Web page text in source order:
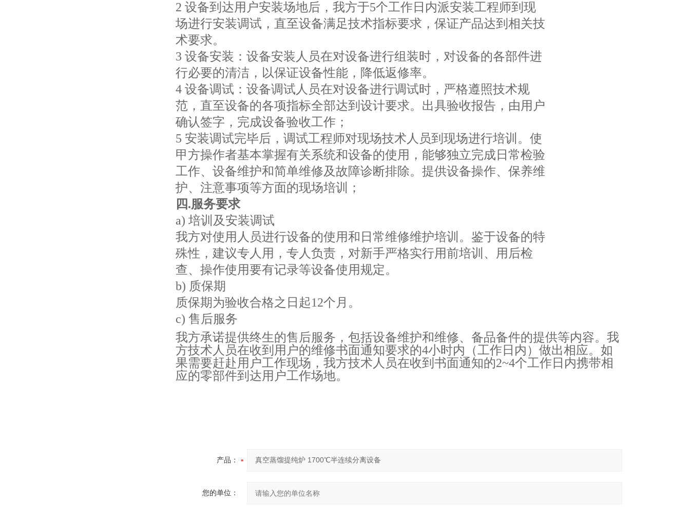
2 设备到达用户安装场地后，我方于5个工作日内派安装工程师到现
场进行安装调试，直至设备满足技术指标要求，保证产品达到相关技
术要求。
3 设备安装：设备安装人员在对设备进行组装时，对设备的各部件进
行必要的清洁，以保证设备性能，降低返修率。
4 设备调试：设备调试人员在对设备进行调试时，严格遵照技术规
范，直至设备的各项指标全部达到设计要求。出具验收报告，由用户
确认签字，完成设备验收工作；
5 安装调试完毕后，调试工程师对现场技术人员到现场进行培训。使
甲方操作者基本掌握有关系统和设备的使用，能够独立完成日常检验
工作、设备维护和简单维修及故障诊断排除。提供设备操作、保养维
护、注意事项等方面的现场培训；
四.服务要求
a) 培训及安装调试
我方对使用人员进行设备的使用和日常维修维护培训。鉴于设备的特
殊性，建议专人用， 专人负责，对新手严格实行用前培训、用后检
查、操作使用要有记录等设备使用规定。
b) 质保期
质保期为验收合格之日起12个月。
c) 售后服务
我方承诺提供终生的售后服务，包括设备维护和维修、备品备件的提供等内容。我
方技术人员在收到用户的维修书面通知要求的4小时内（工作日内）做出相应。如
果需要赶赴用户工作现场，我方技术人员在收到书面通知的2~4个工作日内携带相
应的零部件到达用户工作场地。
产品：
您的单位：